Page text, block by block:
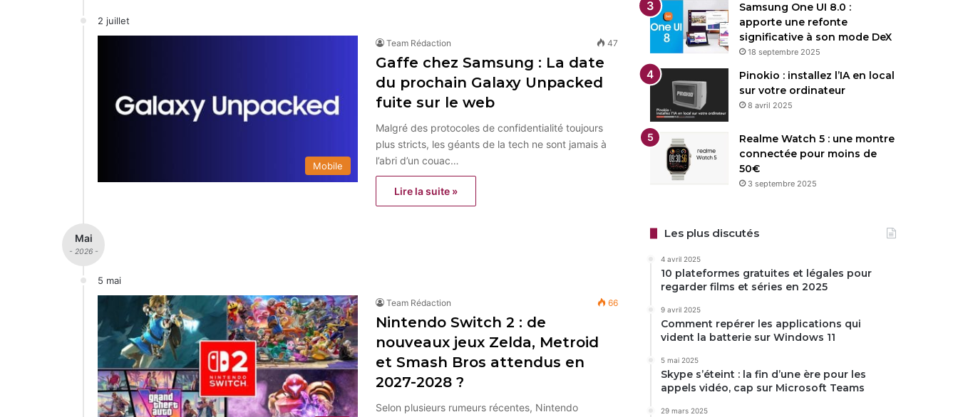
2 juillet
Mobile
Team Rédaction 47
Gaffe chez Samsung : La date
du prochain Galaxy Unpacked
fuite sur le web
Malgré des protocoles de confidentialité toujours
plus stricts, les géants de la tech ne sont jamais à
l’abri d’un couac…
Lire la suite »
Mai
- 2026 -
5 mai
Team Rédaction 66
Nintendo Switch 2 : de
nouveaux jeux Zelda, Metroid
et Smash Bros attendus en
2027-2028 ?
Selon plusieurs rumeurs récentes, Nintendo
Samsung One UI 8.0 :
apporte une refonte
significative à son mode DeX
18 septembre 2025
Pinokio : installez l’IA en local
sur votre ordinateur
8 avril 2025
Realme Watch 5 : une montre
connectée pour moins de
50€
3 septembre 2025
Les plus discutés
4 avril 2025
10 plateformes gratuites et légales pour
regarder films et séries en 2025
9 avril 2025
Comment repérer les applications qui
vident la batterie sur Windows 11
5 mai 2025
Skype s’éteint : la fin d’une ère pour les
appels vidéo, cap sur Microsoft Teams
29 mars 2025